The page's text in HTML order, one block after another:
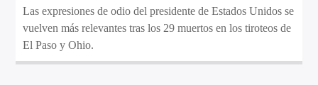
Las expresiones de odio del presidente de Estados Unidos se
vuelven más relevantes tras los 29 muertos en los tiroteos de
El Paso y Ohio.